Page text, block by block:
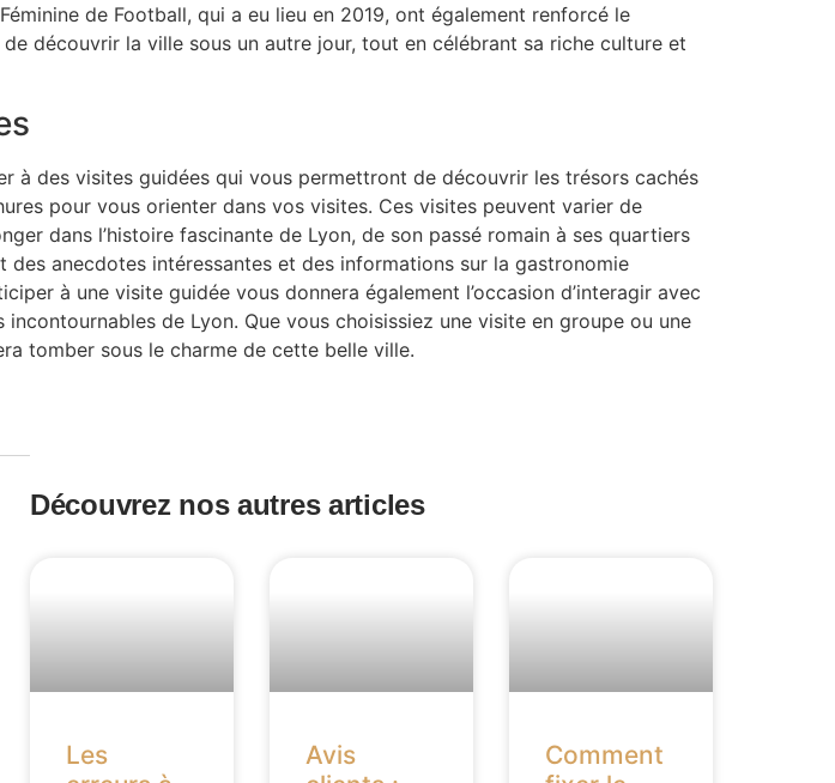
de Football, qui a eu lieu en 2019, ont également renforcé le
découvrir la ville sous un autre jour, tout en célébrant sa riche culture et
à des visites guidées qui vous permettront de découvrir les trésors cachés
pour vous orienter dans vos visites. Ces visites peuvent varier de
dans l’histoire fascinante de Lyon, de son passé romain à ses quartiers
anecdotes intéressantes et des informations sur la gastronomie
à une visite guidée vous donnera également l’occasion d’interagir avec
de Lyon. Que vous choisissiez une visite en groupe ou une
tomber sous le charme de cette belle ville.
Découvrez nos autres articles
Les
Avis
Comment